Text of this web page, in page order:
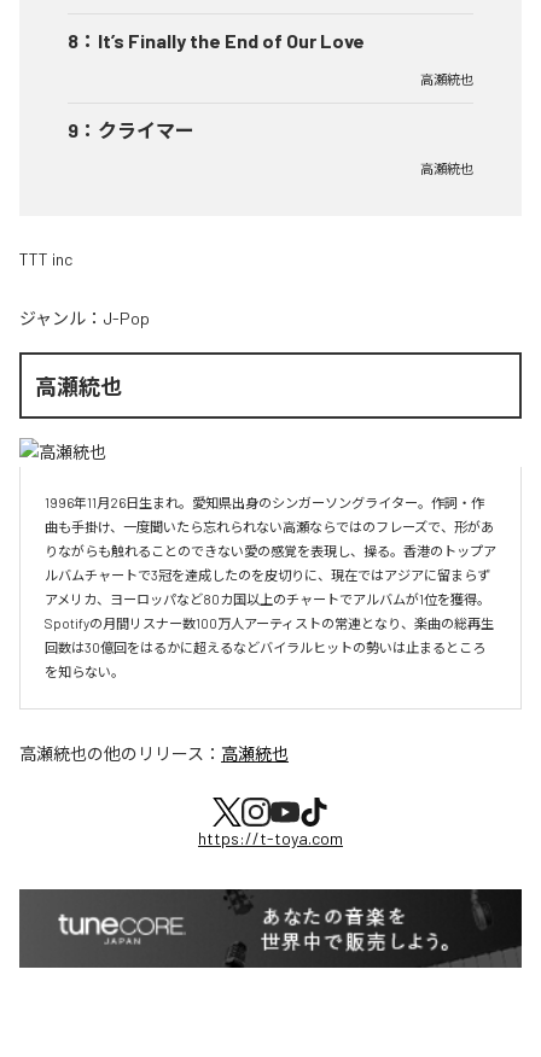
8 ： It’s Finally the End of Our Love
高瀬統也
9 ： クライマー
高瀬統也
TTT inc
ジャンル： J-Pop
高瀬統也
1996年11月26日生まれ。愛知県出身のシンガーソングライター。作詞・作
曲も手掛け、一度聞いたら忘れられない高瀬ならではのフレーズで、形があ
りながらも触れることのできない愛の感覚を表現し、操る。香港のトップア
ルバムチャートで3冠を達成したのを皮切りに、現在ではアジアに留まらず
アメリカ、ヨーロッパなど80カ国以上のチャートでアルバムが1位を獲得。
Spotifyの月間リスナー数100万人アーティストの常連となり、楽曲の総再生
回数は30億回をはるかに超えるなどバイラルヒットの勢いは止まるところ
を知らない。
高瀬統也の他のリリース： 高瀬統也
https://t-toya.com